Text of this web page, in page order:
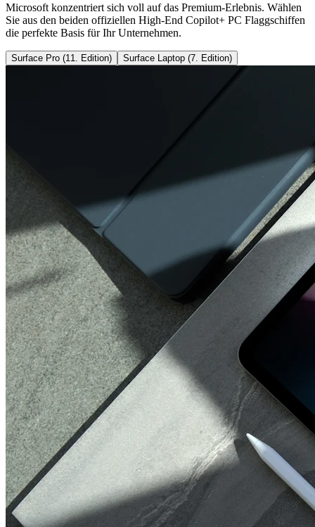
Microsoft konzentriert sich voll auf das Premium-Erlebnis. Wählen
Sie aus den beiden offiziellen High-End Copilot+ PC Flaggschiffen
die perfekte Basis für Ihr Unternehmen.
Surface Pro (11. Edition) Surface Laptop (7. Edition)